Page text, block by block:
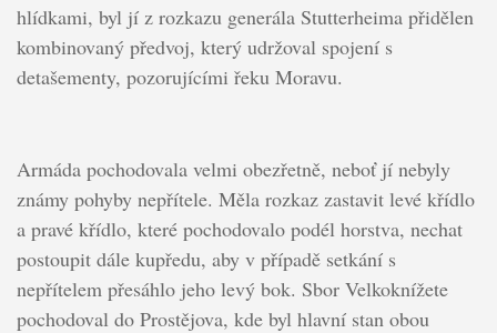
hlídkami, byl jí z rozkazu generála Stutterheima přidělen
kombinovaný předvoj, který udržoval spojení s
detašementy, pozorujícími řeku Moravu.
Armáda pochodovala velmi obezřetně, neboť jí nebyly
známy pohyby nepřítele. Měla rozkaz zastavit levé křídlo
a pravé křídlo, které pochodovalo podél horstva, nechat
postoupit dále kupředu, aby v případě setkání s
nepřítelem přesáhlo jeho levý bok. Sbor Velkoknížete
pochodoval do Prostějova, kde byl hlavní stan obou